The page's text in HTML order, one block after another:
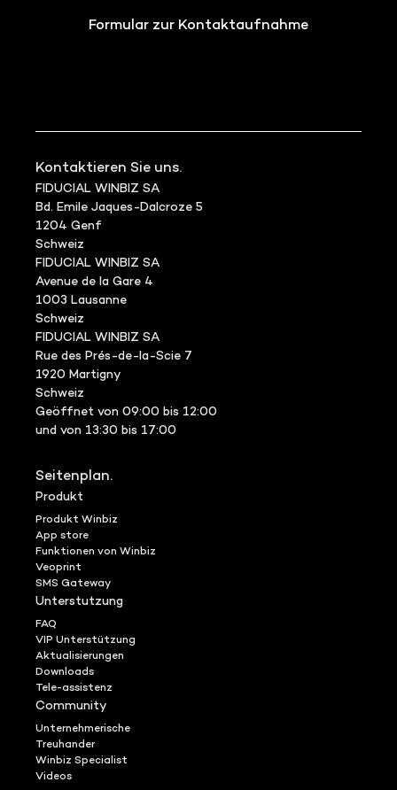
Formular zur Kontaktaufnahme
Kontaktieren Sie uns.
FIDUCIAL WINBIZ SA
Bd. Emile Jaques-Dalcroze 5
1204 Genf
Schweiz
FIDUCIAL WINBIZ SA
Avenue de la Gare 4
1003 Lausanne
Schweiz
FIDUCIAL WINBIZ SA
Rue des Prés-de-la-Scie 7
1920 Martigny
Schweiz
Geöffnet von 09:00 bis 12:00
und von 13:30 bis 17:00
Seitenplan.
Produkt
Produkt Winbiz
App store
Funktionen von Winbiz
Veoprint
SMS Gateway
Unterstutzung
FAQ
VIP Unterstützung
Aktualisierungen
Downloads
Tele-assistenz
Community
Unternehmerische
Treuhander
Winbiz Specialist
Videos